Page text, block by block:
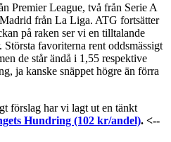
Premier League, två från Serie A
från La Liga. ATG fortsätter
på raken ser vi en tilltalande
favoriterna rent oddsmässigt
de står ändå i 1,55 respektive
ja kanske snäppet högre än förra
förslag har vi lagt ut en tänkt
Hundring (102 kr/andel). <--